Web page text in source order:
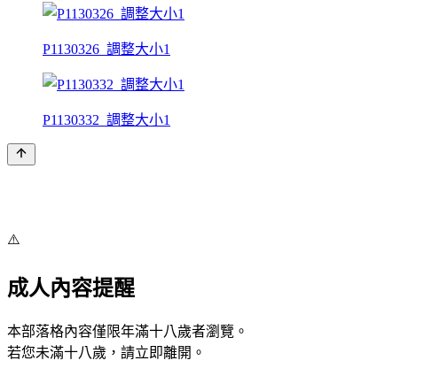
P1130326_調整大小1
P1130332_調整大小1
⚠️
成人內容提醒
本部落格內容僅限年滿十八歲者瀏覽。
若您未滿十八歲，請立即離開。